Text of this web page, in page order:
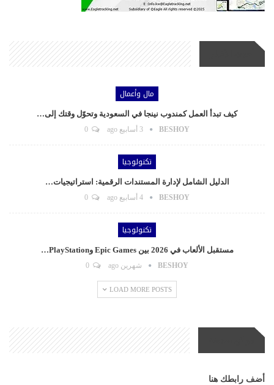
مال وأعمال
كيف تبدأ العمل كمندوب نينجا في السعودية وتحوّل وقتك إلى…
BESHOY 3 أسابيع ago
تكنولوجيا
الدليل الشامل لإدارة المستندات الرقمية: استراتيجيات…
BESHOY 4 أسابيع ago
تكنولوجيا
مستقبل الألعاب في 2026 بين Epic Games وPlayStation…
BESHOY شهرين ago
LOAD MORE POSTS
أضف رابطك هنا